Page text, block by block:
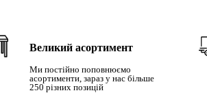
Великий асортимент
Ми постійно поповнюємо
асортименти, зараз у нас більше
250 різних позицій